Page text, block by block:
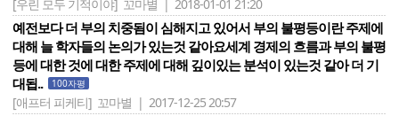
[우린 모두 기적이야] 꼬마별 | 2018-01-01 21:20
예전보다 더 부의 치중됨이 심해지고 있어서 부의 불평등이란 주제에
대해 늘 학자들의 논의가 있는것 같아요세계 경제의 흐름과 부의 불평
등에 대한 것에 대한 주제에 대해 깊이있는 분석이 있는것 같아 더 기
대됩..
100자평
[애프터 피케티] 꼬마별 | 2017-12-25 20:57